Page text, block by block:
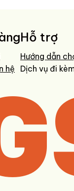
hệ
Hỗ trợ
Hướng dẫn
Dịch vụ đi